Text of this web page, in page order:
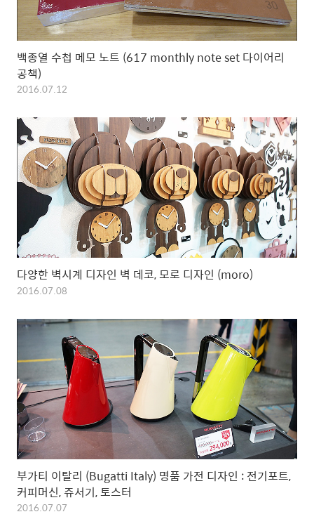
백종열 수첩 메모 노트 (617 monthly note set 다이어리
공책)
2016.07.12
다양한 벽시계 디자인 벽 데코, 모로 디자인 (moro)
2016.07.08
부가티 이탈리 (Bugatti Italy) 명품 가전 디자인 : 전기포트,
커피머신, 쥬서기, 토스터
2016.07.07